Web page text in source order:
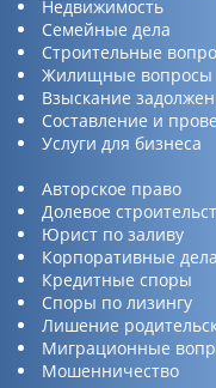
Недвижимость
Семейные дела
Строительные
Жилищные вопросы
Взыскание
Составление и
Услуги для бизнеса
Авторское право
Долевое
Юрист по заливу
Корпоративные дела
Кредитные споры
Споры по лизингу
Лишение
Миграционные
Мошенничество